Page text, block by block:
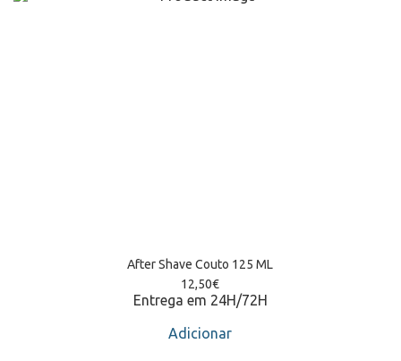
After Shave Couto 125 ML
12,50€
Entrega em 24H/72H
Adicionar